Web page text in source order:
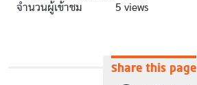
จำนวนผู้เข้าชม
5 views
Share this page